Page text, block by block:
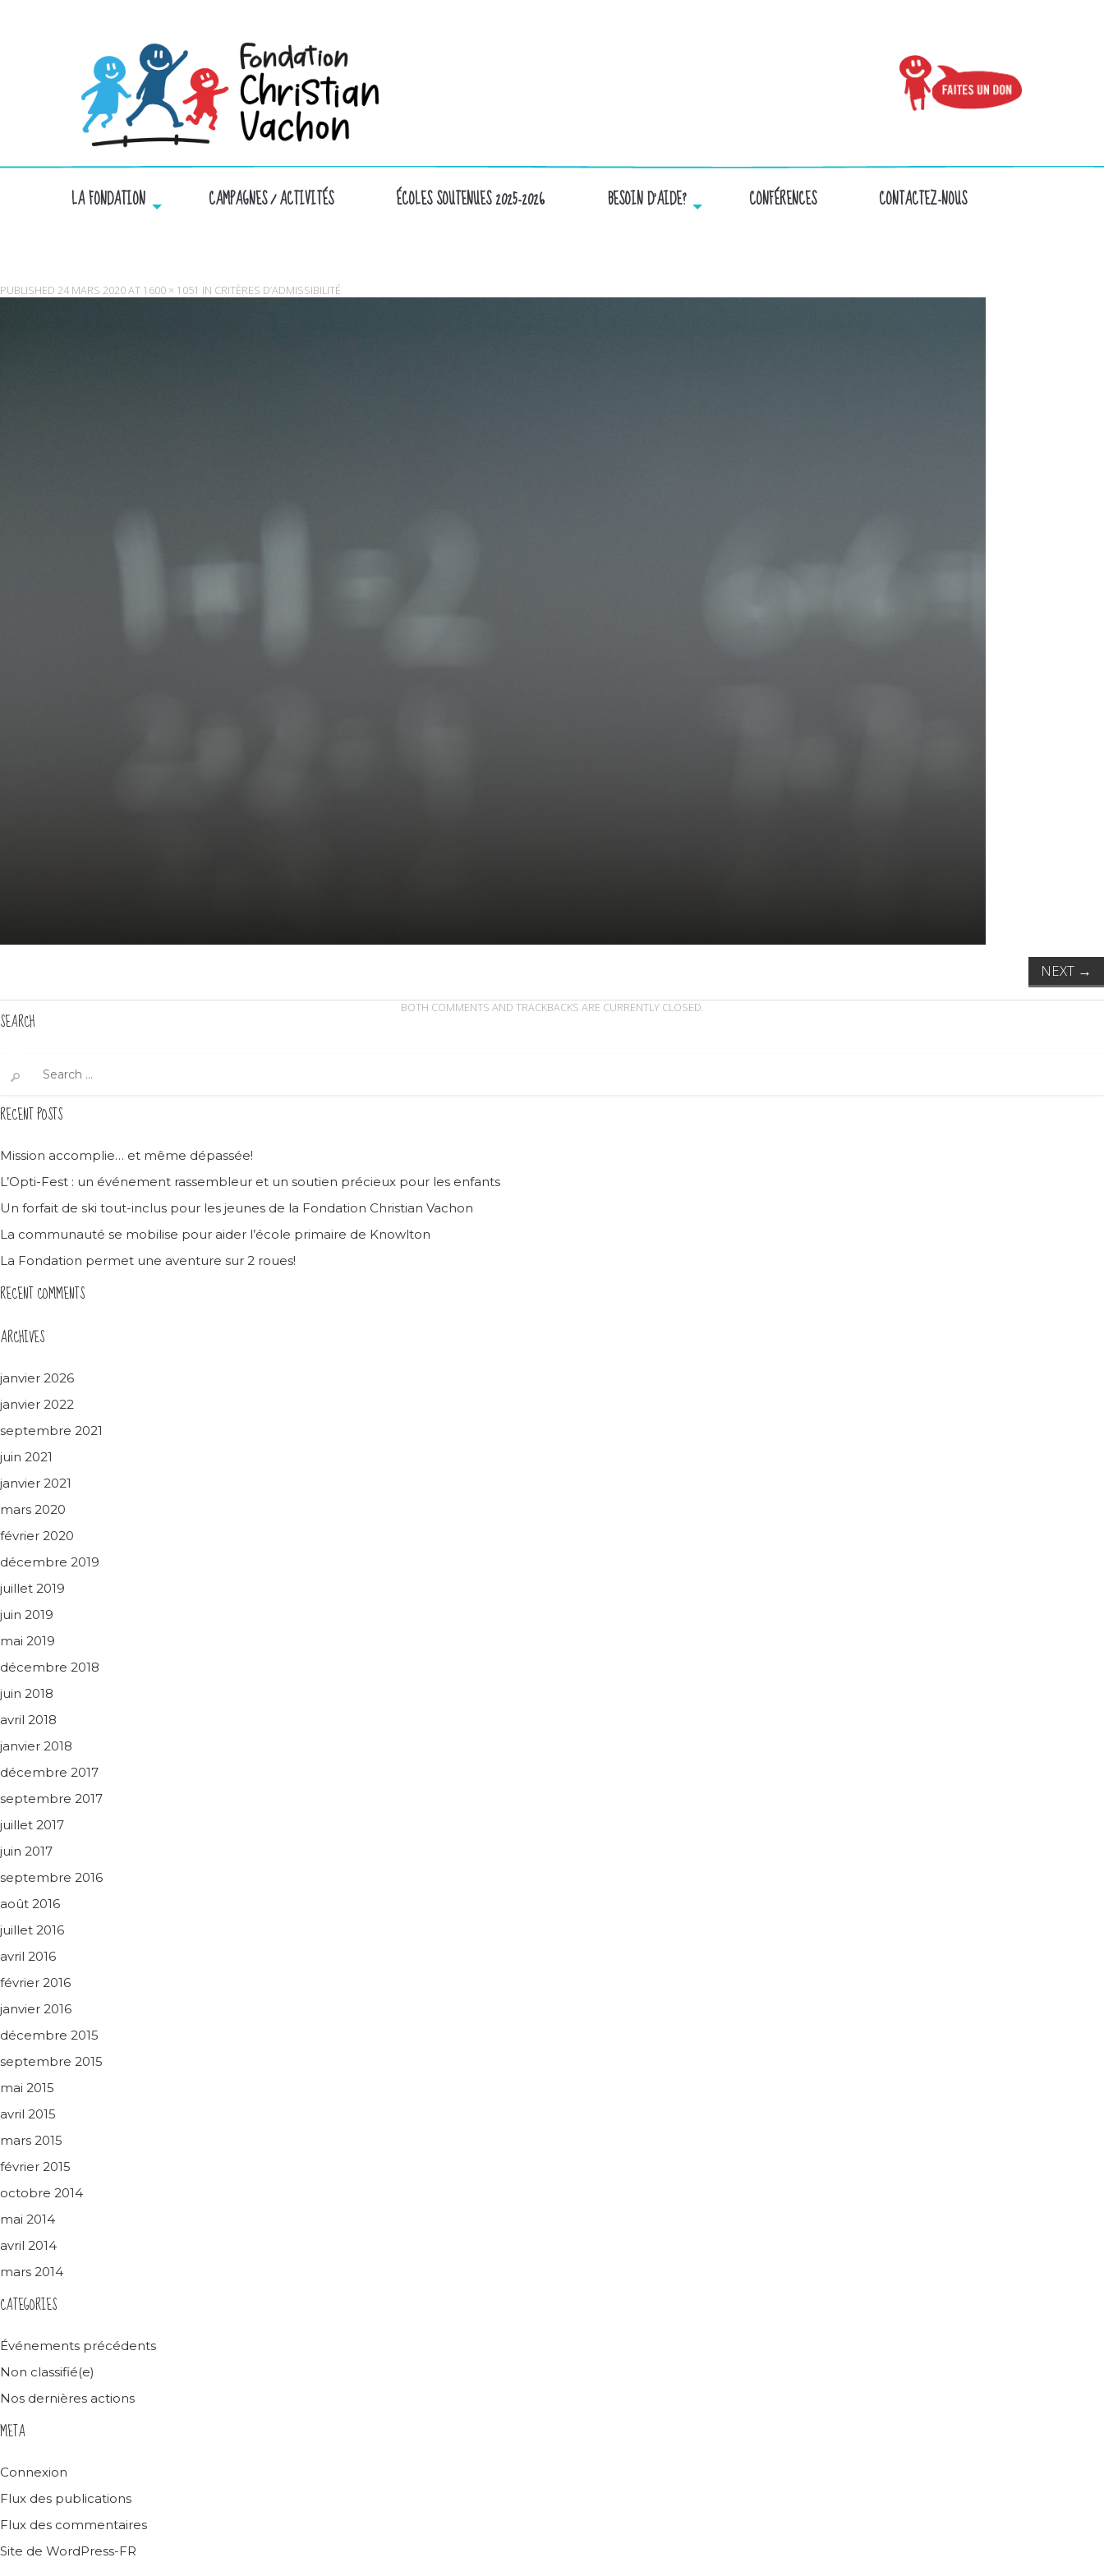
LA FONDATION CAMPAGNES / ACTIVITÉS ÉCOLES SOUTENUES 2025-2026 BESOIN D’AIDE? CONFÉRENCES CONTACTEZ-NOUS
PUBLISHED 24 MARS 2020AT 1600 × 1051 IN CRITÈRES D’ADMISSIBILITÉ
NEXT →
BOTH COMMENTS AND TRACKBACKS ARE CURRENTLY CLOSED.
SEARCH
for:
RECENT POSTS
Mission accomplie… et même dépassée!
L’Opti-Fest : un événement rassembleur et un soutien précieux pour les enfants
Un forfait de ski tout-inclus pour les jeunes de la Fondation Christian Vachon
La communauté se mobilise pour aider l’école primaire de Knowlton
La Fondation permet une aventure sur 2 roues!
RECENT COMMENTS
ARCHIVES
janvier 2026
janvier 2022
septembre 2021
juin 2021
janvier 2021
mars 2020
février 2020
décembre 2019
juillet 2019
juin 2019
mai 2019
décembre 2018
juin 2018
avril 2018
janvier 2018
décembre 2017
septembre 2017
juillet 2017
juin 2017
septembre 2016
août 2016
juillet 2016
avril 2016
février 2016
janvier 2016
décembre 2015
septembre 2015
mai 2015
avril 2015
mars 2015
février 2015
octobre 2014
mai 2014
avril 2014
mars 2014
CATEGORIES
Événements précédents
Non classifié(e)
Nos dernières actions
META
Connexion
Flux des publications
Flux des commentaires
Site de WordPress-FR